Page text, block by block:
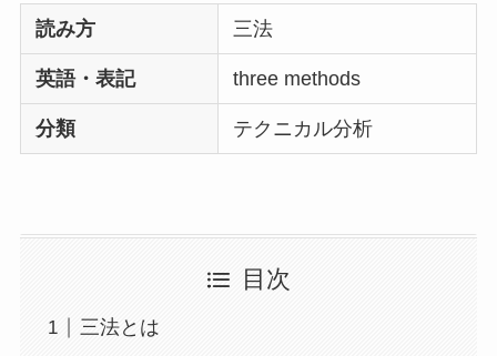
読み方 三法
英語・表記 three methods
分類 テクニカル分析
目次
三法とは